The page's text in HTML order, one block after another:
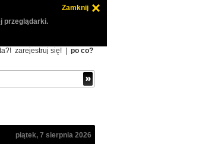
Zamknij
przeglądarki.
zarejestruj się! po co?
piątek, 7 sierpnia 2026